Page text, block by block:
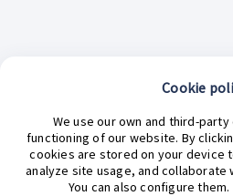
¿En
Cookie
We use our own and third-
functioning of our website. By
cookies are stored on your device
analyze site usage, and
You can also configure